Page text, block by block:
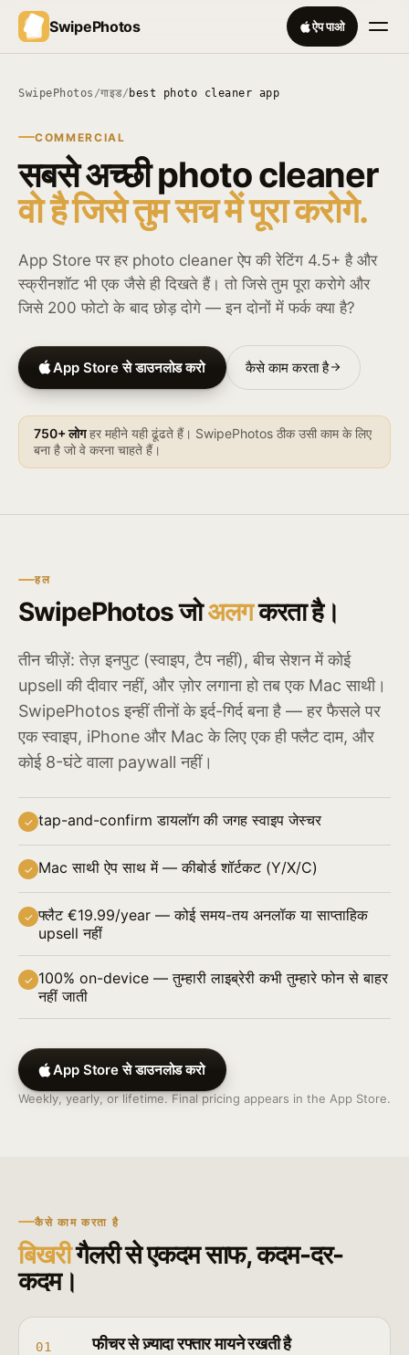
SwipePhotos ऐप पाओ
SwipePhotos /गाइड/ best photo cleaner app
COMMERCIAL
सबसे अच्छी photo cleaner
वो है जिसे तुम सच में पूरा करोगे.
App Store पर हर photo cleaner ऐप की रेटिंग 4.5+ है और
स्क्रीनशॉट भी एक जैसे ही दिखते हैं। तो जिसे तुम पूरा करोगे और
जिसे 200 फोटो के बाद छोड़ दोगे — इन दोनों में फर्क क्या है?
App Store से डाउनलोड करो कैसे काम करता है
750+ लोगहर महीने यही ढूंढते हैं। SwipePhotos ठीक उसी काम के लिए
बना है जो वे करना चाहते हैं।
हल
SwipePhotos जोअलगकरता है।
तीन चीज़ें: तेज़ इनपुट (स्वाइप, टैप नहीं), बीच सेशन में कोई
upsell की दीवार नहीं, और ज़ोर लगाना हो तब एक Mac साथी।
SwipePhotos इन्हीं तीनों के इर्द-गिर्द बना है — हर फैसले पर
एक स्वाइप, iPhone और Mac के लिए एक ही फ्लैट दाम, और
कोई 8-घंटे वाला paywall नहीं।
✓ tap-and-confirm डायलॉग की जगह स्वाइप जेस्चर
✓ Mac साथी ऐप साथ में — कीबोर्ड शॉर्टकट (Y/X/C)
✓ फ्लैट €19.99/year — कोई समय-तय अनलॉक या साप्ताहिक
upsell नहीं
✓ 100% on-device — तुम्हारी लाइब्रेरी कभी तुम्हारे फोन से बाहर
नहीं जाती
App Store से डाउनलोड करो
Weekly, yearly, or lifetime. Final pricing appears in the App Store.
कैसे काम करता है
बिखरीगैलरी से एकदम साफ, कदम-दर-
कदम।
01 फीचर से ज़्यादा रफ्तार मायने रखती है